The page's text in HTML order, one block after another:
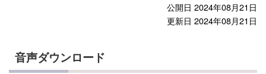
公開日 2024年08月21日
更新日 2024年08月21日
音声ダウンロード